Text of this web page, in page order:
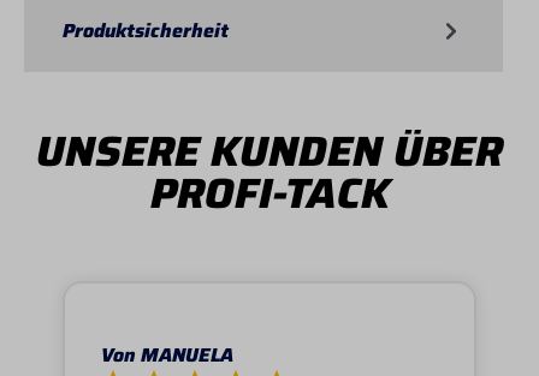
Produktsicherheit
UNSERE KUNDEN ÜBER
PROFI-TACK
Von MANUELA